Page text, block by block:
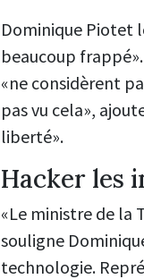
Dominique Piotet
beaucoup
«ne considèrent
pas vu cela»,
liberté».
Hacker les
«Le ministre de la
souligne
technologie.